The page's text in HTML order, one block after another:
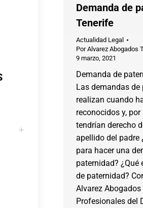
Demanda de
Tenerife
Actualidad Legal
PorAlvarez Abogados
9 marzo, 2021
Demanda de
Las demandas de
realizan cuando
reconocidos y,
tendrían derecho
apellido del padre
para hacer una
paternidad? ¿Qué
de paternidad?
Alvarez Abogados
Profesionales del